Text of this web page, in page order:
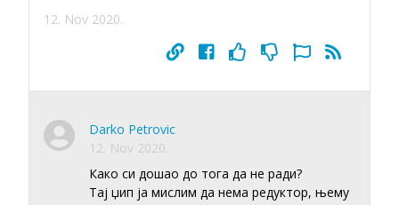
12. Nov 2020.
Darko Petrovic
12. Nov 2020.
Како си дошао до тога да не ради?
Тај џип ја мислим да нема редуктор, њему